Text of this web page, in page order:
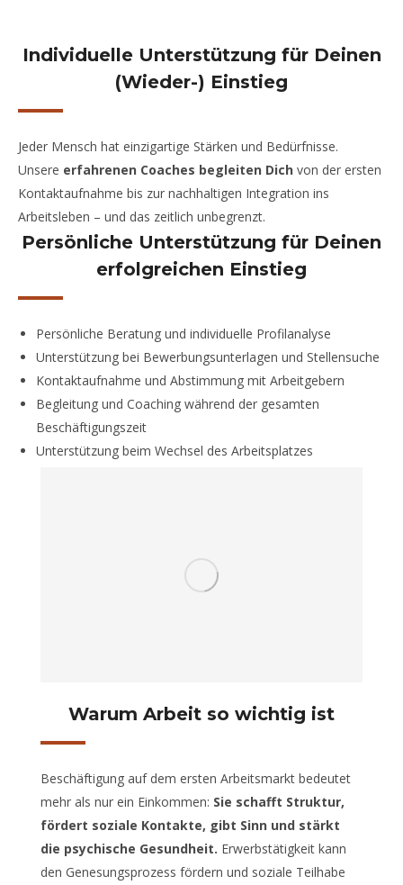
Individuelle Unterstützung für Deinen
(Wieder-) Einstieg
Jeder Mensch hat einzigartige Stärken und Bedürfnisse.
Unsere erfahrenen Coaches begleiten Dich von der ersten
Kontaktaufnahme bis zur nachhaltigen Integration ins
Arbeitsleben – und das zeitlich unbegrenzt.
Persönliche Unterstützung für Deinen
erfolgreichen Einstieg
Persönliche Beratung und individuelle Profilanalyse
Unterstützung bei Bewerbungsunterlagen und Stellensuche
Kontaktaufnahme und Abstimmung mit Arbeitgebern
Begleitung und Coaching während der gesamten
Beschäftigungszeit
Unterstützung beim Wechsel des Arbeitsplatzes
Warum Arbeit so wichtig ist
Beschäftigung auf dem ersten Arbeitsmarkt bedeutet
mehr als nur ein Einkommen: Sie schafft Struktur,
fördert soziale Kontakte, gibt Sinn und stärkt
die psychische Gesundheit. Erwerbstätigkeit kann
den Genesungsprozess fördern und soziale Teilhabe